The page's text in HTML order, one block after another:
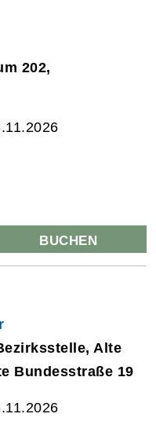
202,
BUCHEN
Alte
Bundesstraße 19